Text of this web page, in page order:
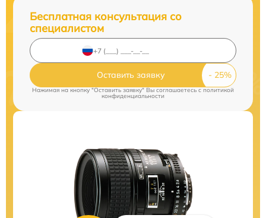
Бесплатная консультация со
специалистом
Оставить заявку
Нажимая на кнопку "Оставить заявку" Вы соглашаетесь cполитикой
конфиденциальности